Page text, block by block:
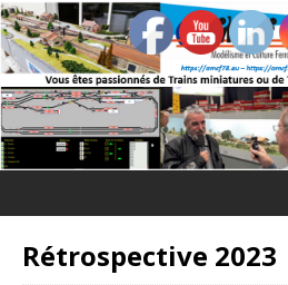
Rétrospective 2023